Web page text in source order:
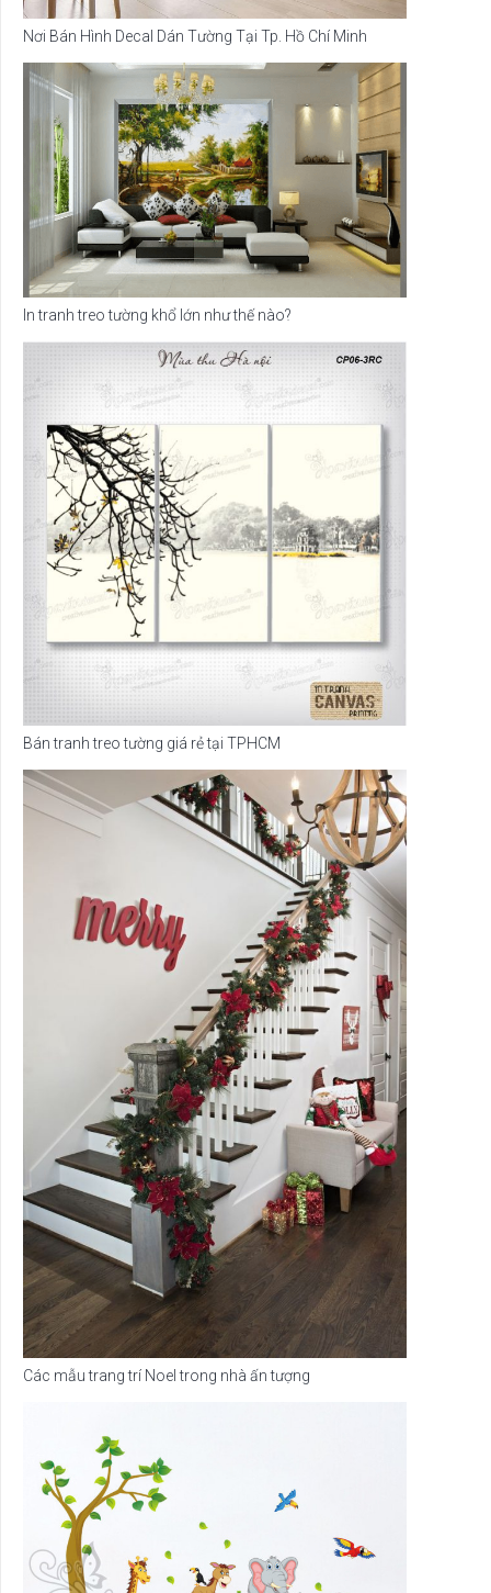
Nơi Bán Hình Decal Dán Tường Tại Tp. Hồ Chí Minh
In tranh treo tường khổ lớn như thế nào?
Bán tranh treo tường giá rẻ tại TPHCM
Các mẫu trang trí Noel trong nhà ấn tượng